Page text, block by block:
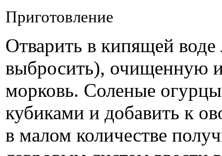
Приготовление
Отварить в кипящей воде
выбросить), очищенную
морковь. Соленые
кубиками и добавить к
в малом количестве